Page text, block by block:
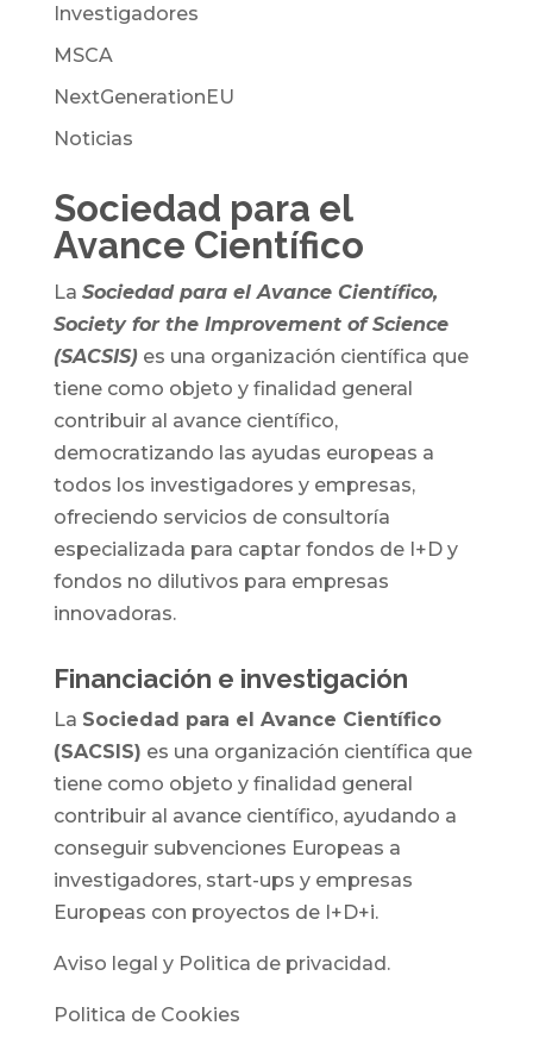
Investigadores
MSCA
NextGenerationEU
Noticias
Sociedad para el
Avance Científico
La Sociedad para el Avance Científico,
Society for the Improvement of Science
(SACSIS)es una organización científica que
tiene como objeto y finalidad general
contribuir al avance científico,
democratizando las ayudas europeas a
todos los investigadores y empresas,
ofreciendo servicios de consultoría
especializada para captar fondos de I+D y
fondos no dilutivos para empresas
innovadoras.
Financiación e investigación
La Sociedad para el Avance Científico
(SACSIS) es una organización científica que
tiene como objeto y finalidad general
contribuir al avance científico, ayudando a
conseguir subvenciones Europeas a
investigadores, start-ups y empresas
Europeas con proyectos de I+D+i.
Aviso legal y Politica de privacidad.
Politica de Cookies